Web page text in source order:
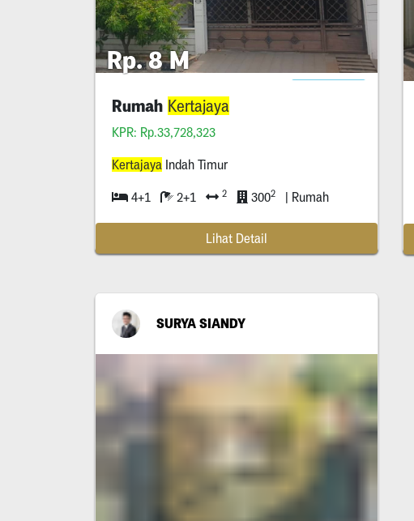
Rp. 8 M
Rumah Kertajaya
KPR: Rp.33,728,323
Kertajaya Indah Timur
4+1 2+1 2 3002 | Rumah
Lihat Detail
SURYA SIANDY